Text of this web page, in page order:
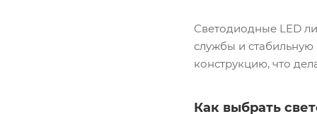
Светодиодные LED
службы и стабильную
конструкцию, что
Как выбрать